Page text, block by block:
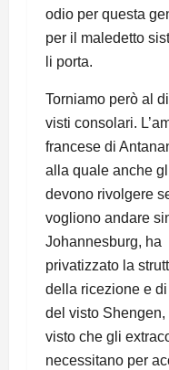
odio per questa
per il maledetto
li porta.
Torniamo però al
visti consolari.
francese di
alla quale anche
devono rivolgere
vogliono andare
Johannesburg, ha
privatizzato la
della ricezione e
del visto Shengen,
visto che gli
necessitano per